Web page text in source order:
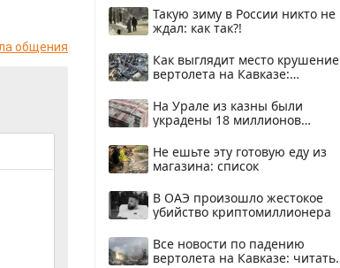
общения
Такую зиму в России никто не
ждал: как так?!
Как выглядит место крушение
вертолета на Кавказе:
На Урале из казны были
украдены 18 миллионов
Не ешьте эту готовую еду из
магазина: список
В ОАЭ произошло жестокое
убийство криптомиллионера
Все новости по падению
вертолета на Кавказе: читать